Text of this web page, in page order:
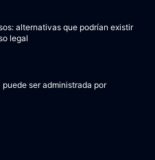
alternativas que podrían existir
legal
puede ser administrada por